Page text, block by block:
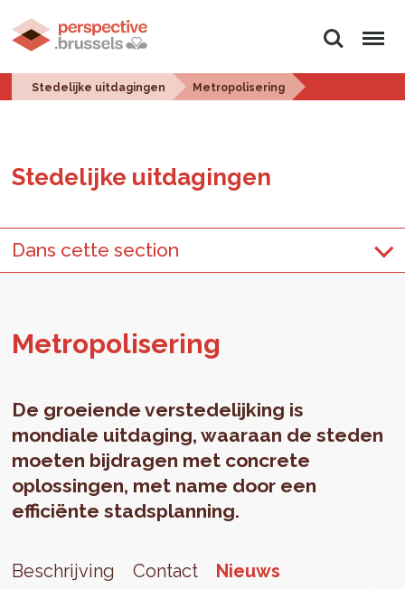
Zoeken Menu
Stedelijke uitdagingen Metropolisering
Ste­de­lij­ke uit­da­gin­gen
Dans cette section
Me­tro­po­li­se­ring
De groeiende verstedelijking is
mondiale uitdaging, waaraan de steden
moeten bijdragen met concrete
oplossingen, met name door een
efficiënte stadsplanning.
Beschrijving Contact Nieuws